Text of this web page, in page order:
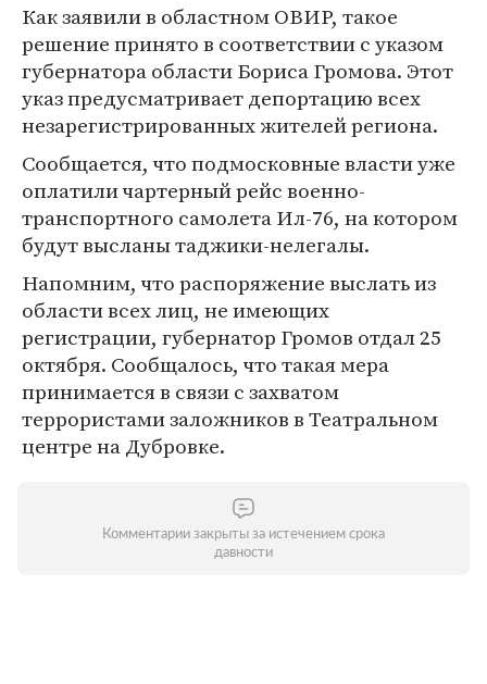
Как заявили в областном ОВИР, такое
решение принято в соответствии с указом
губернатора области Бориса Громова. Этот
указ предусматривает депортацию всех
незарегистрированных жителей региона.
Сообщается, что подмосковные власти уже
оплатили чартерный рейс военно-
транспортного самолета Ил-76, на котором
будут высланы таджики-нелегалы.
Напомним, что распоряжение выслать из
области всех лиц, не имеющих
регистрации, губернатор Громов отдал 25
октября. Сообщалось, что такая мера
принимается в связи с захватом
террористами заложников в Театральном
центре на Дубровке.
Комментарии закрыты за истечением срока
давности